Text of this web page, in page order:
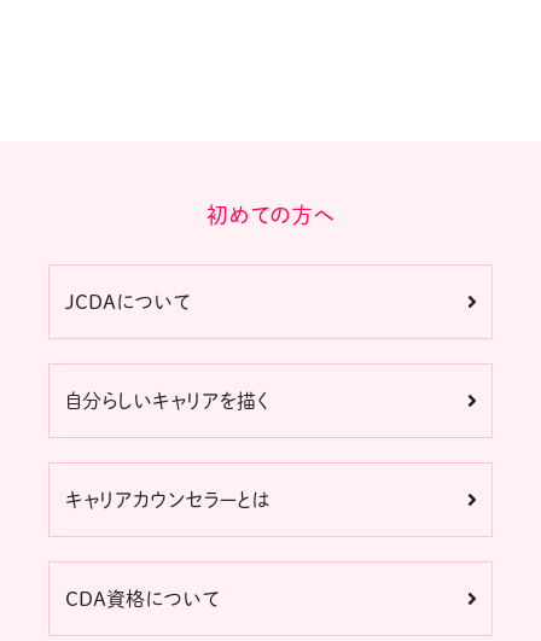
初めての方へ
JCDAについて
自分らしいキャリアを描く
キャリアカウンセラーとは
CDA資格について